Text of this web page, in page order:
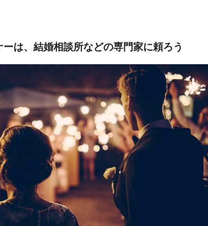
は、結婚相談所などの専門家に頼ろう